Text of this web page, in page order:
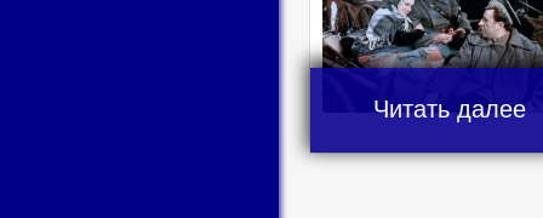
Читать далее